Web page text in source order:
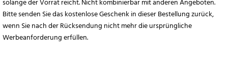
solange der Vorrat reicht. Nicht kombinierbar mit anderen Angeboten.
Bitte senden Sie das kostenlose Geschenk in dieser Bestellung zurück,
wenn Sie nach der Rücksendung nicht mehr die ursprüngliche
Werbeanforderung erfüllen.